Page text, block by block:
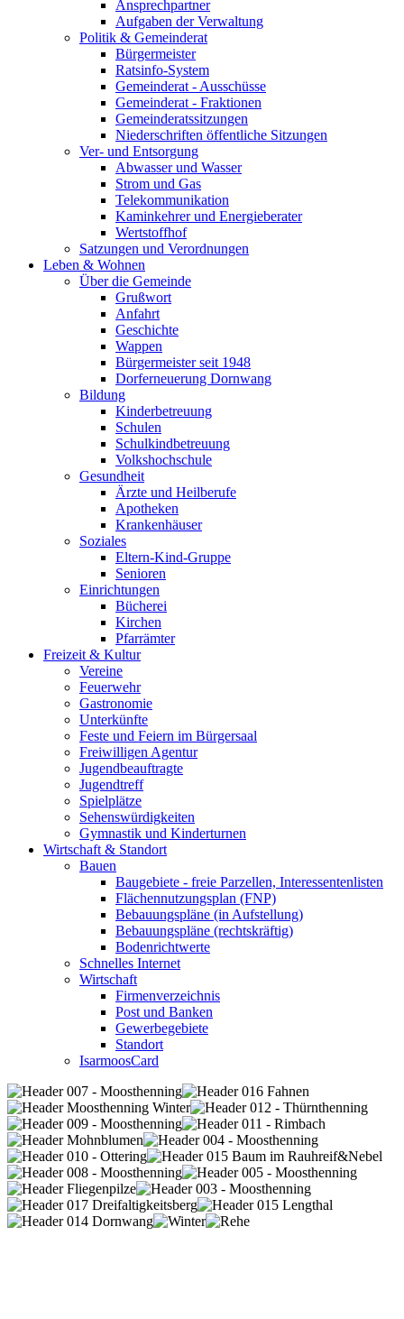
Ansprechpartner
Aufgaben der Verwaltung
Politik & Gemeinderat
Bürgermeister
Ratsinfo-System
Gemeinderat - Ausschüsse
Gemeinderat - Fraktionen
Gemeinderatssitzungen
Niederschriften öffentliche Sitzungen
Ver- und Entsorgung
Abwasser und Wasser
Strom und Gas
Telekommunikation
Kaminkehrer und Energieberater
Wertstoffhof
Satzungen und Verordnungen
Leben & Wohnen
Über die Gemeinde
Grußwort
Anfahrt
Geschichte
Wappen
Bürgermeister seit 1948
Dorferneuerung Dornwang
Bildung
Kinderbetreuung
Schulen
Schulkindbetreuung
Volkshochschule
Gesundheit
Ärzte und Heilberufe
Apotheken
Krankenhäuser
Soziales
Eltern-Kind-Gruppe
Senioren
Einrichtungen
Bücherei
Kirchen
Pfarrämter
Freizeit & Kultur
Vereine
Feuerwehr
Gastronomie
Unterkünfte
Feste und Feiern im Bürgersaal
Freiwilligen Agentur
Jugendbeauftragte
Jugendtreff
Spielplätze
Sehenswürdigkeiten
Gymnastik und Kinderturnen
Wirtschaft & Standort
Bauen
Baugebiete - freie Parzellen, Interessentenlisten
Flächennutzungsplan (FNP)
Bebauungspläne (in Aufstellung)
Bebauungspläne (rechtskräftig)
Bodenrichtwerte
Schnelles Internet
Wirtschaft
Firmenverzeichnis
Post und Banken
Gewerbegebiete
Standort
IsarmoosCard